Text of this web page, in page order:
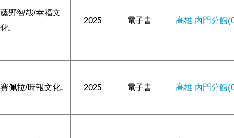
藤野智哉/幸福文
化,
2025 電子書 高雄 內門分館
賽佩拉/時報文化, 2025 電子書 高雄 內門分館